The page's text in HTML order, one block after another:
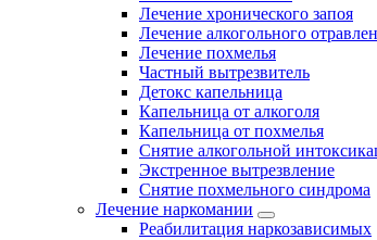
Лечение хронического запоя
Лечение алкогольного
Лечение похмелья
Частный вытрезвитель
Детокс капельница
Капельница от алкоголя
Капельница от похмелья
Снятие алкогольной
Экстренное вытрезвление
Снятие похмельного синдрома
Лечение наркомании
Реабилитация наркозависимых